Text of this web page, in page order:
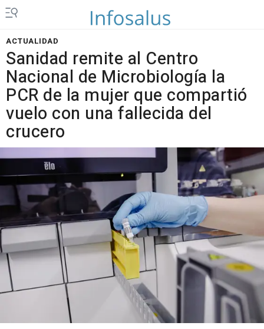
ACTUALIDAD
Sanidad remite al Centro
Nacional de Microbiología la
PCR de la mujer que compartió
vuelo con una fallecida del
crucero